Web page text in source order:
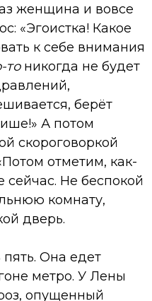
женщина и вовсе
«Эгоистка! Какое
к себе внимания
тоникогда не будет
берёт
А потом
скороговоркой
отметим, как-
сейчас. Не беспокой
комнату,
дверь.
Она едет
метро. У Лены
опущенный